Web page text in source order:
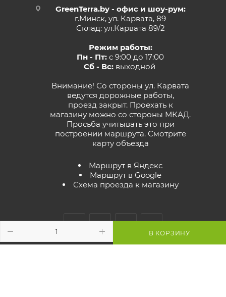
В КОРЗИНУ
GreenTerra.by - офис и шоу-рум:
г.Минск, ул. Карвата, 89
Склад: ул.Карвата 89/2
Режим работы:
Пн - Пт: с 9:00 до 17:00
Сб - Вс:выходной
Внимание! Со стороны ул. Карвата
ведутся дорожные работы,
проезд закрыт. Проехать к
магазину можно со стороны МКАД.
Просьба учитывать это при
построении маршрута. Смотрите
карту объезда
Маршрут в Яндекс
Маршрут в Google
Схема проезда к магазину